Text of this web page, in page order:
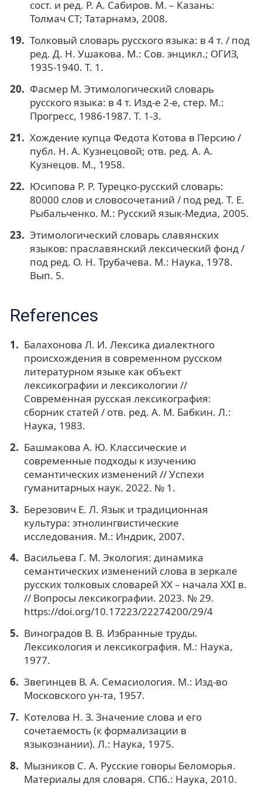
сост. и ред. Р. А. Сабиров. М. – Казань:
Толмач СТ; Татарнамэ, 2008.
Толковый словарь русского языка: в 4 т. / под
ред. Д. Н. Ушакова. М.: Сов. энцикл.; ОГИЗ,
1935-1940. Т. 1.
Фасмер М. Этимологический словарь
русского языка: в 4 т. Изд-е 2-е, стер. М.:
Прогресс, 1986-1987. Т. 1-3.
Хождение купца Федота Котова в Персию /
публ. Н. А. Кузнецовой; отв. ред. А. А.
Кузнецов. М., 1958.
Юсипова Р. Р. Турецко-русский словарь:
80000 слов и словосочетаний / под ред. Т. Е.
Рыбальченко. М.: Русский язык-Медиа, 2005.
Этимологический словарь славянских
языков: праславянский лексический фонд /
под ред. О. Н. Трубачева. М.: Наука, 1978.
Вып. 5.
References
Балахонова Л. И. Лексика диалектного
происхождения в современном русском
литературном языке как объект
лексикографии и лексикологии //
Современная русская лексикография:
сборник статей / отв. ред. А. М. Бабкин. Л.:
Наука, 1983.
Башмакова А. Ю. Классические и
современные подходы к изучению
семантических изменений // Успехи
гуманитарных наук. 2022. № 1.
Березович Е. Л. Язык и традиционная
культура: этнолингвистические
исследования. М.: Индрик, 2007.
Васильева Г. М. Экология: динамика
семантических изменений слова в зеркале
русских толковых словарей XX – начала XXI в.
// Вопросы лексикографии. 2023. № 29.
https://doi.org/10.17223/22274200/29/4
Виноградов В. В. Избранные труды.
Лексикология и лексикография. М.: Наука,
1977.
Звегинцев В. А. Семасиология. М.: Изд-во
Московского ун-та, 1957.
Котелова Н. З. Значение слова и его
сочетаемость (к формализации в
языкознании). Л.: Наука, 1975.
Мызников С. А. Русские говоры Беломорья.
Материалы для словаря. СПб.: Наука, 2010.